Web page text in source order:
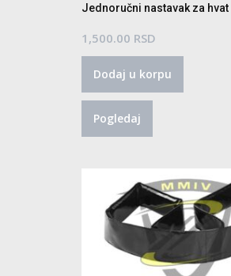
Jednoručni nastavak za hvat
1,500.00 RSD
Dodaj u korpu
Pogledaj